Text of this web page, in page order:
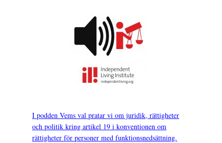
I podden Vems val pratar vi om juridik, rättigheter
och politik kring artikel 19 i konventionen om
rättigheter för personer med funktionsnedsättning.